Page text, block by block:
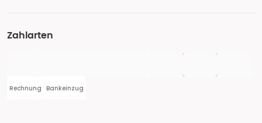
Zahlarten
Rechnung Bankeinzug